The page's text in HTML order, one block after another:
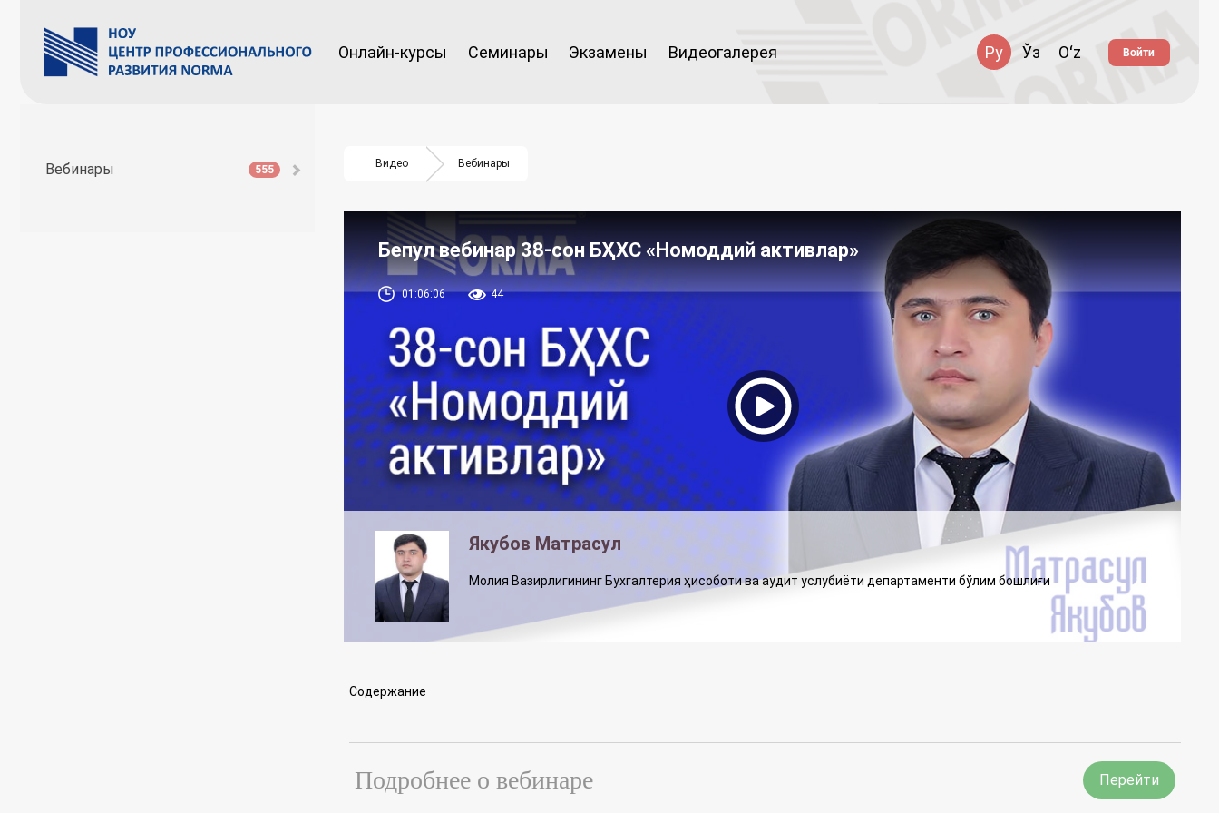
Онлайн-курсы Семинары Экзамены Видеогалерея Ру Ўз Oʻz Войти
Вебинары 555 Видео Вебинары
Бепул вебинар 38-сон БҲХС «Номоддий активлар»
01:06:06 44
Якубов Матрасул
Молия Вазирлигининг Бухгалтерия ҳисоботи ва аудит услубиёти департаменти бўлим бошлиғи
Содержание
Подробнее о вебинаре Перейти